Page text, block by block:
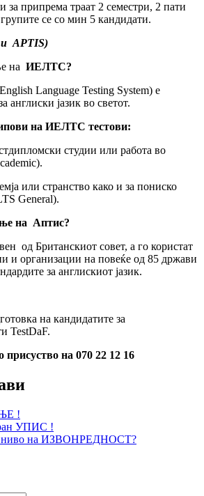
за припрема траат 2 семестри, 2 пати
се со мин 5 кандидати.
APTIS)
на ИЕЛТС?
Language Testing System) е
англиски јазик во светот.
на ИЕЛТС тестови:
студии или работа во
или странство како и за пониско
General).
на Аптис?
од Британскиот совет, а го користат
и организации на повеќе од 85 држави
за англискиот јазик.
на кандидатите за
TestDaF.
присуство на 070 22 12 16
!
УПИС !
ниво на ИЗВОНРЕДНОСТ?